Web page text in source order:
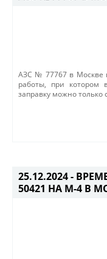
​АЗС № 77767 в Москве
работы, при котором
заправку можно только
25.12.2024 -
50421 НА М-4 В